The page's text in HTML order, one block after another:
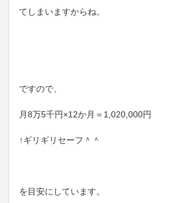
てしまいますからね。
ですので、
月8万5千円×12か月＝1,020,000円
↑ギリギリセーフ＾＾
を目安にしています。